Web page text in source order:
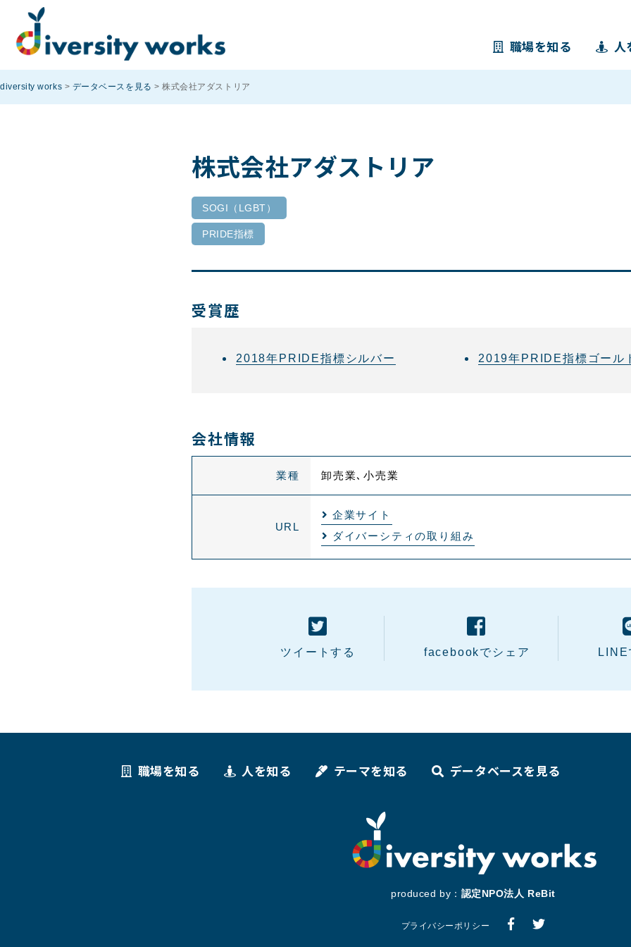
職場を知る 人
diversity works > データベースを見る >株式会社アダストリア
株式会社アダストリア
SOGI（LGBT）
PRIDE指標
受賞歴
2018年PRIDE指標シルバー 2019年PRIDE指標ゴール
会社情報
業種 卸売業､小売業
URL
企業サイト
ダイバーシティの取り組み
ツイートする facebookでシェア LINE
職場を知る 人を知る テーマを知る データベースを見る
produced by： 認定NPO法人 ReBit
プライバシーポリシー